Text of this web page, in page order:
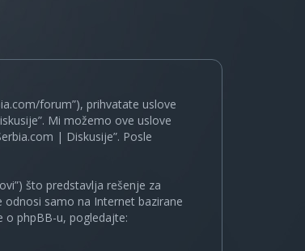
forum”), prihvatate uslove
Mi možemo ove uslove
| Diskusije”. Posle
što predstavlja rešenje za
odnosi samo na Internet bazirane
o phpBB-u, pogledajte: